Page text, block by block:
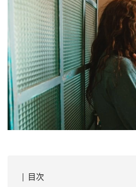
目次